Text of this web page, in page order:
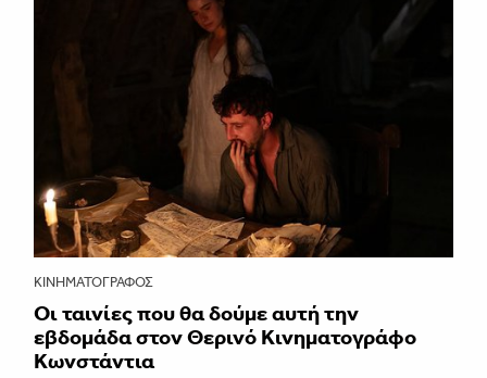
ΚΙΝΗΜΑΤΟΓΡΆΦΟΣ
Οι ταινίες που θα δούμε αυτή την
εβδομάδα στον Θερινό Κινηματογράφο
Κωνστάντια